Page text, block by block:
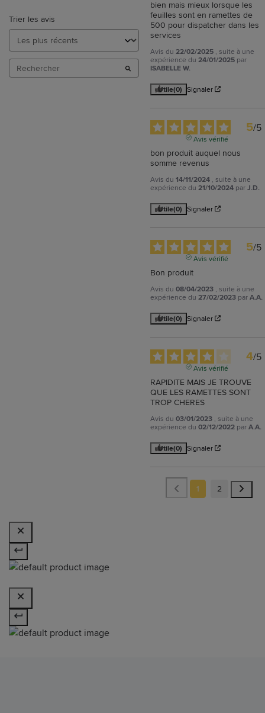
Trier les avis
bien mais mieux lorsque les
feuilles sont en ramettes de
500 pour dispatcher dans les
services
Avis du22/02/2025 , suite à une
expérience du24/01/2025 par
ISABELLE W.
Utile(0) Signaler
5/5
Avis vérifié
bon produit auquel nous
somme revenus
Avis du14/11/2024 , suite à une
expérience du21/10/2024 parJ.D.
Utile(0) Signaler
5/5
Avis vérifié
Bon produit
Avis du08/04/2023 , suite à une
expérience du27/02/2023 parA.A.
Utile(0) Signaler
4/5
Avis vérifié
RAPIDITE MAIS JE TROUVE
QUE LES RAMETTES SONT
TROP CHERES
Avis du03/01/2023 , suite à une
expérience du02/12/2022 parA.A.
Utile(0) Signaler
1 2